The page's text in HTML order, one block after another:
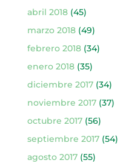
abril 2018(45)
marzo 2018(49)
febrero 2018(34)
enero 2018(35)
diciembre 2017(34)
noviembre 2017(37)
octubre 2017(56)
septiembre 2017(54)
agosto 2017(55)